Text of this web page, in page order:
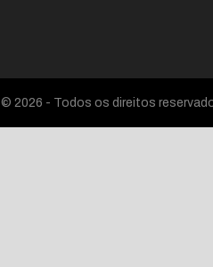
© 2026 - Todos os direitos